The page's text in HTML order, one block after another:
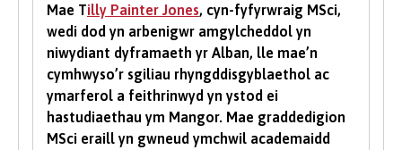
cwrs-benodol. Am eglurhad manwl o bwyntiau
tariff UCAS, ewch i
www.ucas.com.
Mae angen i bob myfyriwr feddu ar sgiliau
sylfaenol da ac mae'r Brifysgol hefyd yn gweld
gwerth mewn sgiliau TG a chyfathrebu.
Mae Tilly Painter Jones, cyn-fyfyrwraig MSci,
wedi dod yn arbenigwr amgylcheddol yn
niwydiant dyframaeth yr Alban, lle mae’n
cymhwyso’r sgiliau rhyngddisgyblaethol ac
ymarferol a feithrinwyd yn ystod ei
hastudiaethau ym Mangor. Mae graddedigion
MSci eraill yn gwneud ymchwil academaidd